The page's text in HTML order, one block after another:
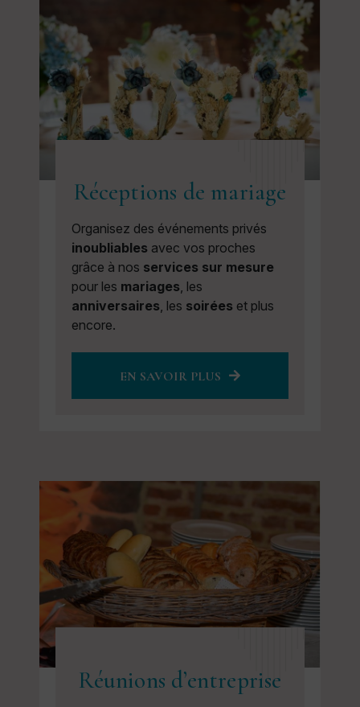
Réceptions de mariage
Organisez des événements privés
inoubliables avec vos proches
grâce à nos services sur mesure
pour les mariages, les
anniversaires, les soirées et plus
encore.
EN SAVOIR PLUS
Réunions d’entreprise